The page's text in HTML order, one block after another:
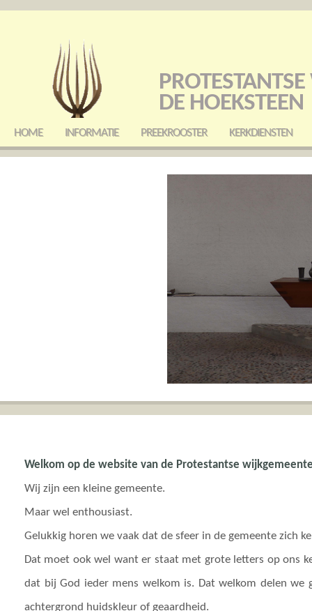
DE HOEKSTEEN
HOME INFORMATIE PREEKROOSTER KERKDIENSTEN
Welkom op de website van de Protestantse
Wij zijn een kleine gemeente.
Maar wel enthousiast.
Gelukkig horen we vaak dat de sfeer in de gemeente zich
Dat moet ook wel want er staat met grote letters op ons
dat bij God ieder mens welkom is. Dat welkom delen we
achtergrond huidskleur of geaardheid.